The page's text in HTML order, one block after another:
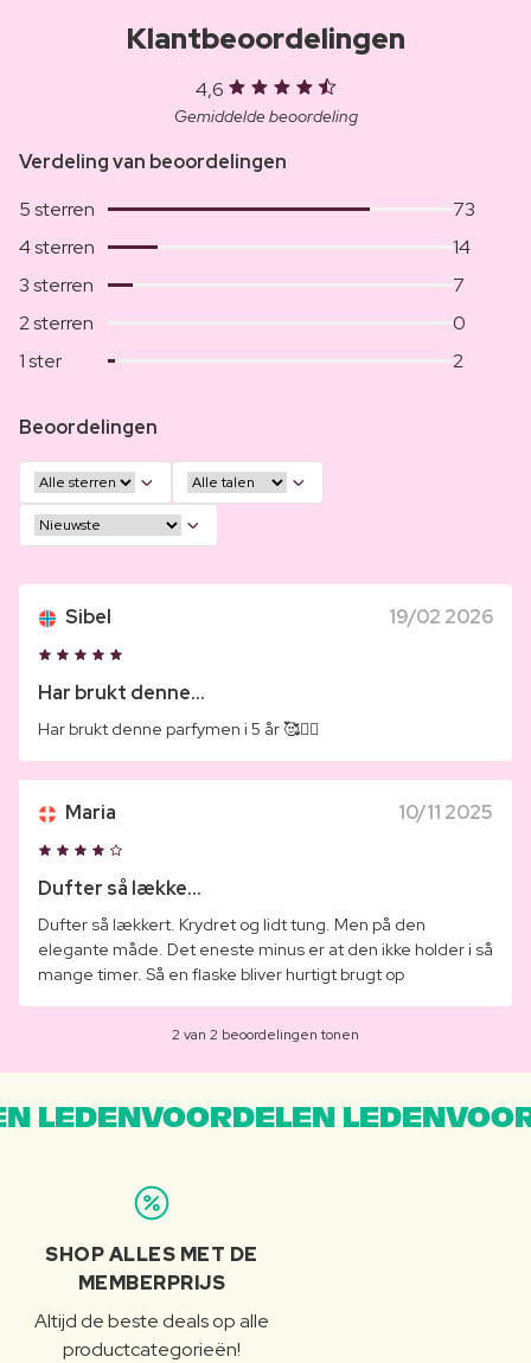
Klantbeoordelingen
4,6
Gemiddelde beoordeling
Verdeling van beoordelingen
5 sterren
73
4 sterren
14
3 sterren
7
2 sterren
0
1 ster
2
Beoordelingen
Sibel 19/02 2026
Har brukt denne...
Har brukt denne parfymen i 5 år 🥰❤️‍🔥
Maria 10/11 2025
Dufter så lække...
Dufter så lækkert. Krydret og lidt tung. Men på den
elegante måde. Det eneste minus er at den ikke holder i så
mange timer. Så en flaske bliver hurtigt brugt op
2 van 2 beoordelingen tonen
LEDENVOORDELEN
SHOP ALLES MET DE
MEMBERPRIJS
Altijd de beste deals op alle
productcategorieën!